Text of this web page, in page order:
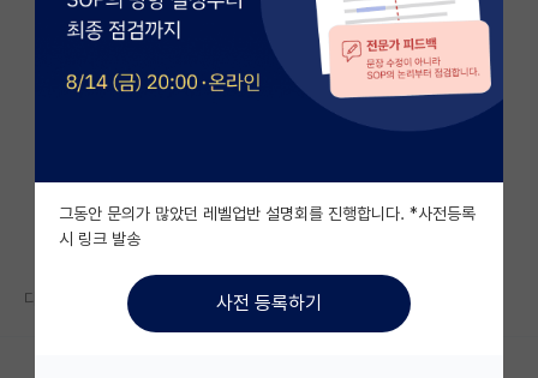
전체글보기
베스트 게시판
자유 게시판(아무개랩)
미국 유학 게시판
미국 대학원 합격 후기 게시판
대학원생 모집 게시판
다들 면접 어떠셨나요
그동안 문의가 많았던 레벨업반 설명회를 진행합니다. *사전등록
시 링크 발송
사전 등록하기